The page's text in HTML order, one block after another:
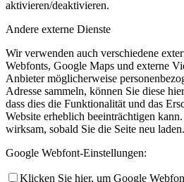
aktivieren/deaktivieren.
Andere externe Dienste
Wir verwenden auch verschiedene
Webfonts, Google Maps und externe
Anbieter möglicherweise
Adresse sammeln, können Sie diese
dass dies die Funktionalität und das
Website erheblich beeinträchtigen
wirksam, sobald Sie die Seite neu laden.
Google Webfont-Einstellungen:
Klicken Sie hier, um Google